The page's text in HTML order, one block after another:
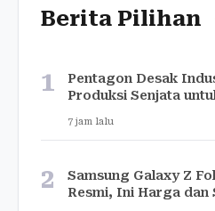
Berita Pilihan
1
Pentagon Desak
Produksi Senjata
7 jam lalu
2
Samsung Galaxy Z
Resmi, Ini Harga dan